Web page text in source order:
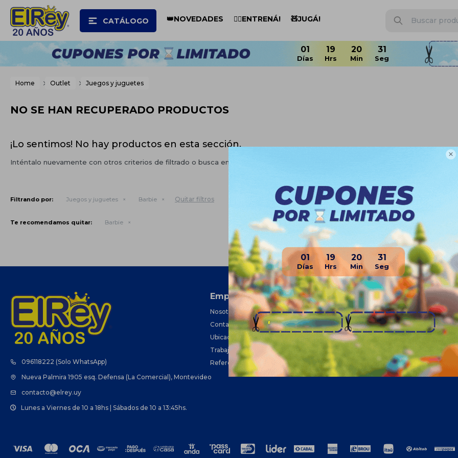

01 19 20 31
CATÁLOGO 👑NOVEDADES 🏋️‍♂️ENTRENÁ! 🧸JUGÁ!
Home Outlet Juegos y juguetes
NO SE HAN RECUPERADO PRODUCTOS
¡Lo sentimos! No hay productos en esta sección.
Inténtalo nuevamente con otros criterios de filtrado o busca en otras secciones de nuestro catálogo.
Filtrando por: Juegos y juguetes Barbie Quitar filtros
Te recomendamos quitar: Barbie
096118222 (Solo WhatsApp)
Nueva Palmira 1905 esq. Defensa (La Comercial), Montevideo
contacto@elrey.uy
Lunes a Viernes de 10 a 18hs | Sábados de 10 a 13:45hs.
Empresa
Nosotros
Contacto
Ubicación
Trabaja con nosotros
Referencias laborales
Compra
Como comprar
Términos y condiciones generales
TyC Promociones Medios de Pago
Garantías